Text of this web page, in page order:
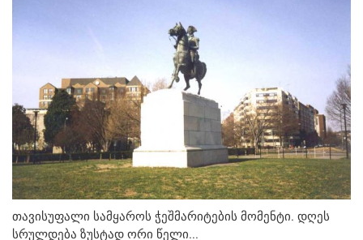
თავისუფალი სამყაროს ჭეშმარიტების მომენტი. დღეს
სრულდება ზუსტად ორი წელი...